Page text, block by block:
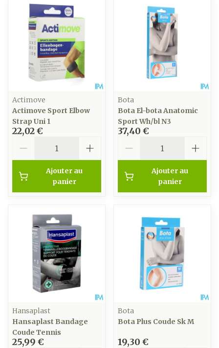
Actimove
Actimove Sport Elbow
Strap Uni 1
22,02 €
Ajouter au
panier
Bota
Bota El-bota Anatomic
Sport Wh/bl N3
37,40 €
Ajouter au
panier
Hansaplast
Hansaplast Bandage
Coude Tennis
25,99 €
Bota
Bota Plus Coude Sk M
19,30 €